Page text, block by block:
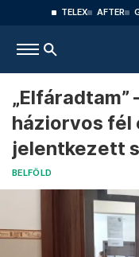
TELEX AFTER
„Elfáradtam”
háziorvos fél
jelentkezett
BELFÖLD